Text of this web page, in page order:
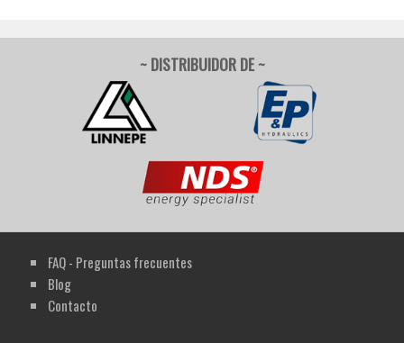
~ DISTRIBUIDOR DE ~
FAQ - Preguntas frecuentes
Blog
Contacto